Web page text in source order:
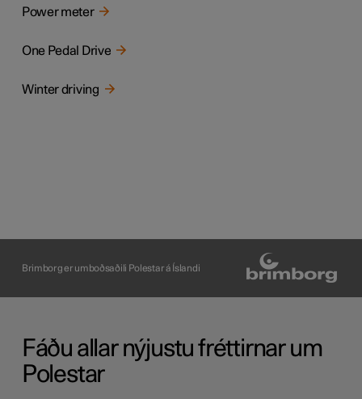
Power meter
One Pedal Drive
Winter driving
Brimborg er umboðsaðili Polestar á Íslandi
Fáðu allar nýjustu fréttirnar um
Polestar